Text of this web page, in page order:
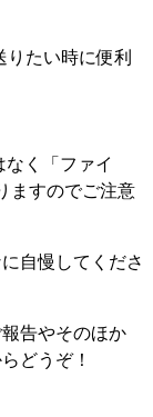
りたい時に便利
く「ファイ
ますのでご注意
自慢してくださ
告やそのほか
どうぞ！